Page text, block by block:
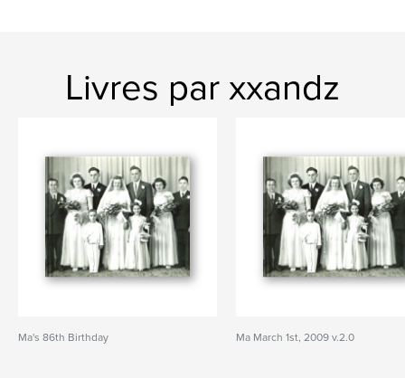
Livres par xxandz
Ma's 86th Birthday Ma March 1st, 2009 v.2.0